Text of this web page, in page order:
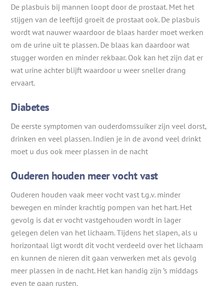
De plasbuis bij mannen loopt door de prostaat. Met het
stijgen van de leeftijd groeit de prostaat ook. De plasbuis
wordt wat nauwer waardoor de blaas harder moet werken
om de urine uit te plassen. De blaas kan daardoor wat
stugger worden en minder rekbaar. Ook kan het zijn dat er
wat urine achter blijft waardoor u weer sneller drang
ervaart.
Diabetes
De eerste symptomen van ouderdomssuiker zijn veel dorst,
drinken en veel plassen. Indien je in de avond veel drinkt
moet u dus ook meer plassen in de nacht
Ouderen houden meer vocht vast
Ouderen houden vaak meer vocht vast t.g.v. minder
bewegen en minder krachtig pompen van het hart. Het
gevolg is dat er vocht vastgehouden wordt in lager
gelegen delen van het lichaam. Tijdens het slapen, als u
horizontaal ligt wordt dit vocht verdeeld over het lichaam
en kunnen de nieren dit gaan verwerken met als gevolg
meer plassen in de nacht. Het kan handig zijn ’s middags
even te gaan rusten.